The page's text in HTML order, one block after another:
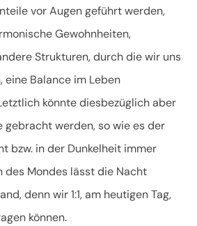
vor Augen geführt werden,
Gewohnheiten,
Strukturen, durch die wir uns
Balance im Leben
könnte diesbezüglich aber
gebracht werden, so wie es der
bzw. in der Dunkelheit immer
des Mondes lässt die Nacht
denn wir 1:1, am heutigen Tag,
können.